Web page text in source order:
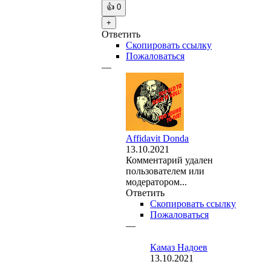
👍 0
+
Ответить
Скопировать ссылку
Пожаловаться
—
Affidavit Donda
13.10.2021
Комментарий удален
пользователем или
модератором...
Ответить
Скопировать ссылку
Пожаловаться
—
Камаз Надоев
13.10.2021